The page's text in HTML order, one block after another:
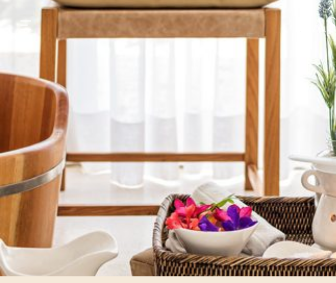
EVENTOS
DESCUBRIR
WHAT'S COOKING
HISTORIA
SOSTENIBILIDAD
CONTACTO